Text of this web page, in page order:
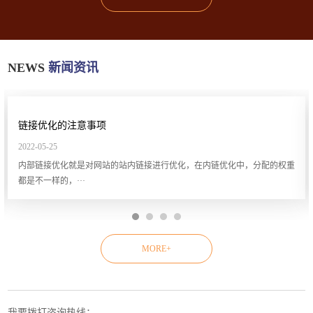
NEWS新闻资讯
链接优化的注意事项
2022-05-25
内部链接优化就是对网站的站内链接进行优化，在内链优化中，分配的权重
都是不一样的，···
MORE+